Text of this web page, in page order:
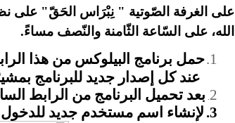
الله، على السّاعة الثّامنة والنّصف مساءً.
1. حمل برنامج البيلوكس من هذا
عند كل إصدار جديد للبرنامج
2
. بعد تحميل البرنامج من الرابط
3. لإنشاء اسم مستخدم جديد للدخول